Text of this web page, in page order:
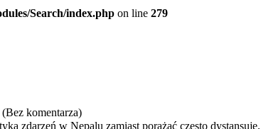
Search/index.php on line 279
(Bez komentarza)
zdarzeń w Nepalu zamiast porażać często dystansuje.